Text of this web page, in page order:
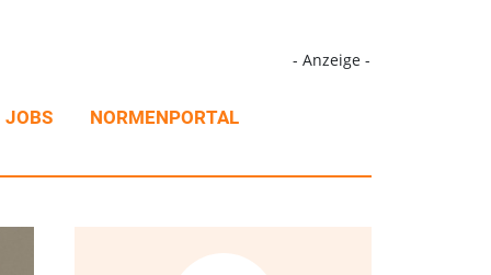
- Anzeige -
JOBS
NORMENPORTAL